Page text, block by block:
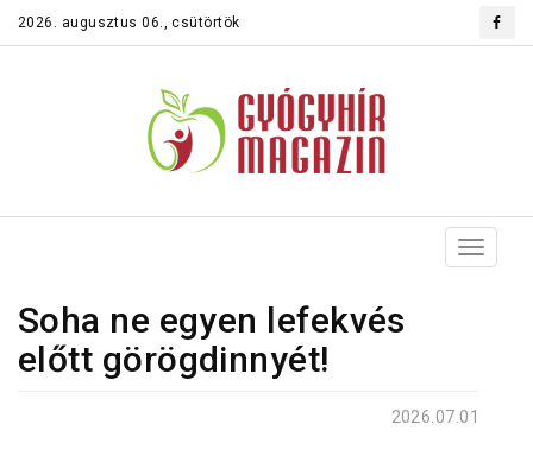
2026. augusztus 06., csütörtök
Toggle
Soha ne egyen lefekvés
előtt görögdinnyét!
2026.07.01